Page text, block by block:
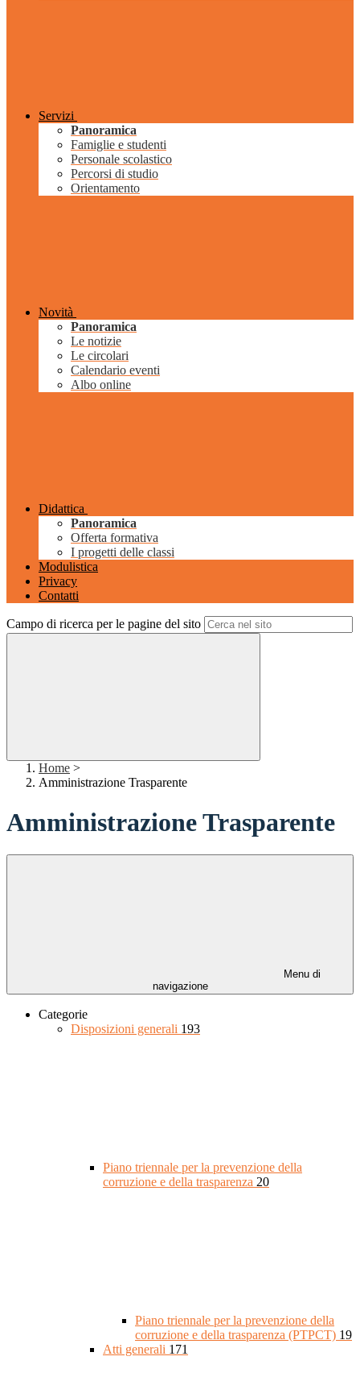
Servizi
Panoramica
Famiglie e studenti
Personale scolastico
Percorsi di studio
Orientamento
Novità
Panoramica
Le notizie
Le circolari
Calendario eventi
Albo online
Didattica
Panoramica
Offerta formativa
I progetti delle classi
Modulistica
Privacy
Contatti
Campo di ricerca per le pagine del sito
Home >
Amministrazione Trasparente
Amministrazione Trasparente
Menu di
navigazione
Categorie
Disposizioni generali 193
Piano triennale per la prevenzione della
corruzione e della trasparenza 20
Piano triennale per la prevenzione della
corruzione e della trasparenza (PTPCT) 19
Atti generali 171